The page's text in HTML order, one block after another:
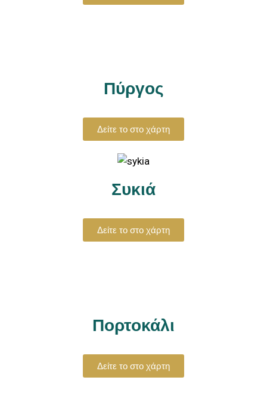
Πύργος
Δείτε το στο χάρτη
Συκιά
Δείτε το στο χάρτη
Πορτοκάλι
Δείτε το στο χάρτη